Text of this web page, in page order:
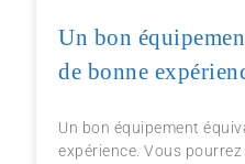
Un bon
de bonne
Un bon équipement
expérience. Vous